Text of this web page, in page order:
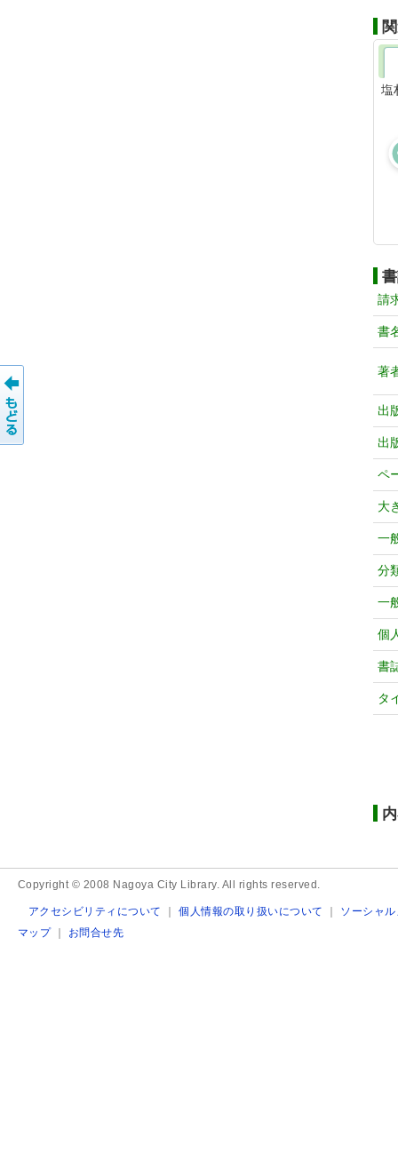
塩
請
書
著
出
出
ペ
大
一
分
一
個
書
タ
Copyright © 2008 Nagoya City Library. All rights reserved.
アクセシビリティについて ｜個人情報の取り扱いについて ｜ ソーシャ
マップ｜ お問合せ先